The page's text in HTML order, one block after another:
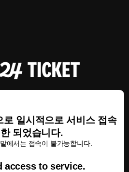
로 일시적으로 서비스 접속
되었습니다.
에서는 접속이 불가능합니다.
access to service.